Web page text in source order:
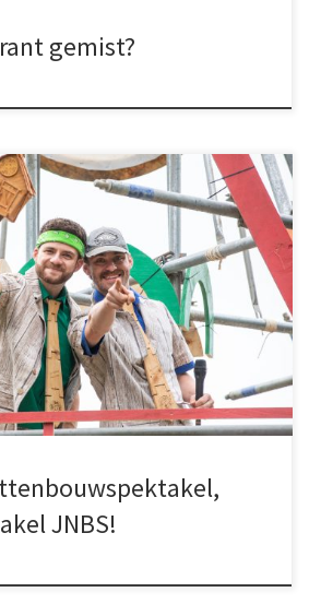
gemist?
is het tijd voor iets nieuws:
maar net zo’n spektakel. Het circusveld
tot mini-pretpark voor één dag. Perry
van Huttenbouw: “Na
veel meer spijkers is het mooi geweest!
JNBS!